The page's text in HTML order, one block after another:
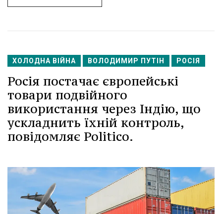
ХОЛОДНА ВІЙНА ВОЛОДИМИР ПУТІН РОСІЯ
Росія постачає європейські
товари подвійного
використання через Індію, що
ускладнить їхній контроль,
повідомляє Politico.